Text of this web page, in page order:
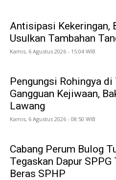
Antisipasi Kekeringan,
Usulkan Tambahan
Kamis, 6 Agustus 2026 - 15:04 WIB
Pengungsi Rohingya
Gangguan Kejiwaan,
Lawang
Kamis, 6 Agustus 2026 - 08:50 WIB
Cabang Perum Bulog
Tegaskan Dapur SPPG
Beras SPHP